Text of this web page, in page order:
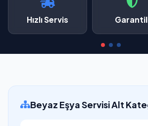
Hızlı Servis
Beyaz Eşya Servisi Alt